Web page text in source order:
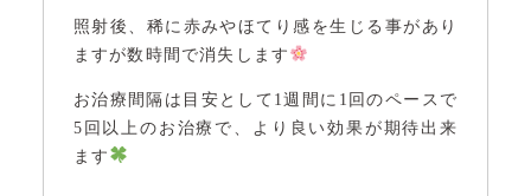
照射後、稀に赤みやほてり感を生じる事があり
ますが数時間で消失します
お治療間隔は目安として1週間に1回のペースで
5回以上のお治療で、より良い効果が期待出来
ます